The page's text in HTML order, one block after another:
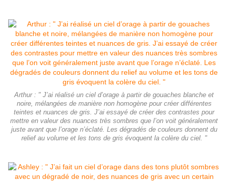
Arthur : " J’ai réalisé un ciel d’orage à partir de gouaches blanche et
noire, mélangées de manière non homogène pour créer différentes
teintes et nuances de gris. J’ai essayé de créer des contrastes pour
mettre en valeur des nuances très sombres que l’on voit généralement
juste avant que l’orage n’éclaté. Les dégradés de couleurs donnent du
relief au volume et les tons de gris évoquent la colère du ciel. "